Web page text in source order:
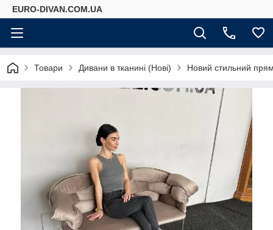
EURO-DIVAN.COM.UA
Товари Дивани в тканині (Нові) Новий стильний